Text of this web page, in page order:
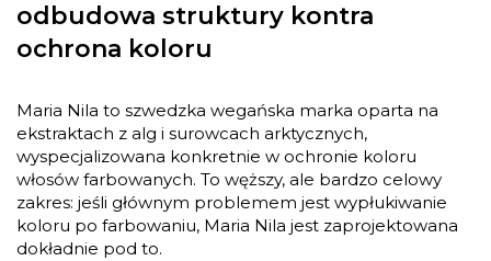
odbudowa struktury kontra
ochrona koloru
Maria Nila to szwedzka wegańska marka oparta na
ekstraktach z alg i surowcach arktycznych,
wyspecjalizowana konkretnie w ochronie koloru
włosów farbowanych. To węższy, ale bardzo celowy
zakres: jeśli głównym problemem jest wypłukiwanie
koloru po farbowaniu, Maria Nila jest zaprojektowana
dokładnie pod to.